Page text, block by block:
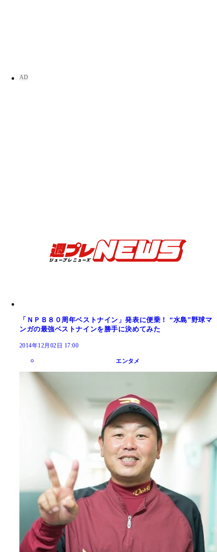
「ＮＰＢ８０周年ベストナイン」発表に便乗！ “水島”野球マ
ンガの最強ベストナインを勝手に決めてみた
2014年12月02日 17:00
エンタメ